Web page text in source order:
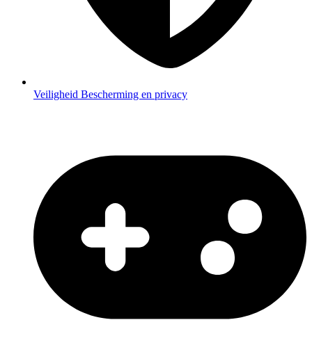
Veiligheid Bescherming en privacy